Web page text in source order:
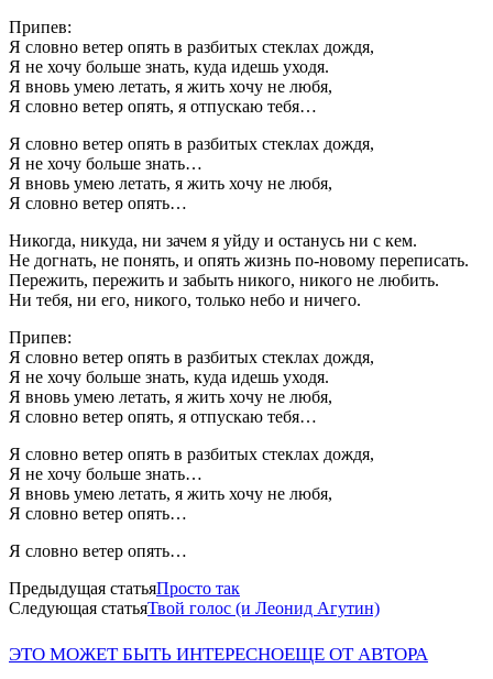
Припев:
Я словно ветер опять в разбитых стеклах дождя,
Я не хочу больше знать, куда идешь уходя.
Я вновь умею летать, я жить хочу не любя,
Я словно ветер опять, я отпускаю тебя…
Я словно ветер опять в разбитых стеклах дождя,
Я не хочу больше знать…
Я вновь умею летать, я жить хочу не любя,
Я словно ветер опять…
Никогда, никуда, ни зачем я уйду и останусь ни с кем.
Не догнать, не понять, и опять жизнь по-новому переписать.
Пережить, пережить и забыть никого, никого не любить.
Ни тебя, ни его, никого, только небо и ничего.
Припев:
Я словно ветер опять в разбитых стеклах дождя,
Я не хочу больше знать, куда идешь уходя.
Я вновь умею летать, я жить хочу не любя,
Я словно ветер опять, я отпускаю тебя…
Я словно ветер опять в разбитых стеклах дождя,
Я не хочу больше знать…
Я вновь умею летать, я жить хочу не любя,
Я словно ветер опять…
Я словно ветер опять…
Предыдущая статьяПросто так
Следующая статьяТвой голос (и Леонид Агутин)
ЭТО МОЖЕТ БЫТЬ ИНТЕРЕСНОЕЩЕ ОТ АВТОРА